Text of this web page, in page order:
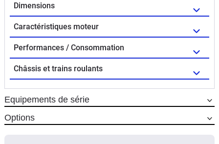
Dimensions
Caractéristiques moteur
Performances / Consommation
Châssis et trains roulants
Equipements de série
Options